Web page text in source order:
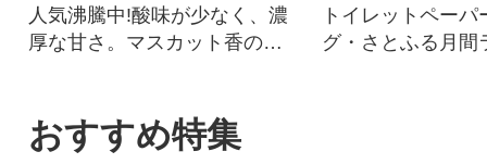
人気沸騰中!酸味が少なく、濃
厚な甘さ。マスカット香の芳
トを中心にぶどうをたくさん
作っている農家が自信を持っ
トイレットペーパ
グ・さとふる月間
おすすめ特集